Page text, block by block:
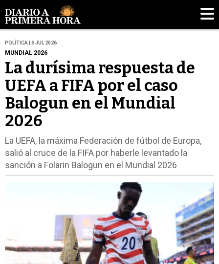
POLÍTICA | 6 JUL 2026
MUNDIAL 2026
La durísima respuesta de
UEFA a FIFA por el caso
Balogun en el Mundial
2026
La UEFA, la máxima Federación de fútbol de Europa,
salió al cruce de la FIFA por haberle levantado la
sanción a Folarin Balogun en el Mundial 2026